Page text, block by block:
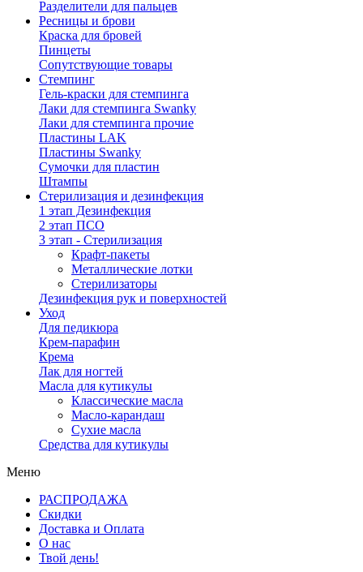
Разделители для пальцев
Ресницы и брови
Краска для бровей
Пинцеты
Сопутствующие товары
Стемпинг
Гель-краски для стемпинга
Лаки для стемпинга Swanky
Лаки для стемпинга прочие
Пластины LAK
Пластины Swanky
Сумочки для пластин
Штампы
Стерилизация и дезинфекция
1 этап Дезинфекция
2 этап ПСО
3 этап - Стерилизация
Крафт-пакеты
Металлические лотки
Стерилизаторы
Дезинфекция рук и поверхностей
Уход
Для педикюра
Крем-парафин
Крема
Лак для ногтей
Масла для кутикулы
Классические масла
Масло-карандаш
Сухие масла
Средства для кутикулы
Меню
РАСПРОДАЖА
Скидки
Доставка и Оплата
О нас
Твой день!